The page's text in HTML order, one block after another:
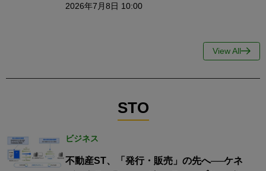
2026年7月8日 10:00
View All
STO
ビジネス
不動産ST、「発行・販売」の先へ──ケネ